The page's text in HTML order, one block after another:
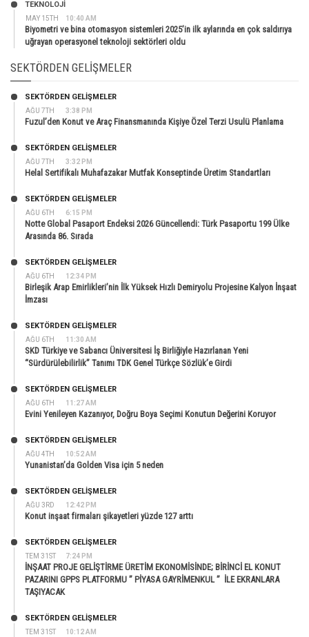
MAY 15TH 10:40 AM
TEKNOLOJİ
Biyometri ve bina otomasyon sistemleri 2025’in ilk aylarında en çok saldırıya
uğrayan operasyonel teknoloji sektörleri oldu
SEKTÖRDEN GELIŞMELER
AĞU 7TH 3:38 PM
SEKTÖRDEN GELIŞMELER
Fuzul’den Konut ve Araç Finansmanında Kişiye Özel Terzi Usulü Planlama
AĞU 7TH 3:32 PM
SEKTÖRDEN GELIŞMELER
Helal Sertifikalı Muhafazakar Mutfak Konseptinde Üretim Standartları
AĞU 6TH 6:15 PM
SEKTÖRDEN GELIŞMELER
Notte Global Pasaport Endeksi 2026 Güncellendi: Türk Pasaportu 199 Ülke
Arasında 86. Sırada
AĞU 6TH 12:34 PM
SEKTÖRDEN GELIŞMELER
Birleşik Arap Emirlikleri’nin İlk Yüksek Hızlı Demiryolu Projesine Kalyon İnşaat
İmzası
AĞU 6TH 11:30 AM
SEKTÖRDEN GELIŞMELER
SKD Türkiye ve Sabancı Üniversitesi İş Birliğiyle Hazırlanan Yeni
“Sürdürülebilirlik” Tanımı TDK Genel Türkçe Sözlük’e Girdi
AĞU 6TH 11:27 AM
SEKTÖRDEN GELIŞMELER
Evini Yenileyen Kazanıyor, Doğru Boya Seçimi Konutun Değerini Koruyor
AĞU 4TH 10:52 AM
SEKTÖRDEN GELIŞMELER
Yunanistan’da Golden Visa için 5 neden
AĞU 3RD 12:42 PM
SEKTÖRDEN GELIŞMELER
Konut inşaat firmaları şikayetleri yüzde 127 arttı
TEM 31ST 7:24 PM
SEKTÖRDEN GELIŞMELER
İNŞAAT PROJE GELİŞTİRME ÜRETİM EKONOMİSİNDE; BİRİNCİ EL KONUT
PAZARINI GPPS PLATFORMU ” PİYASA GAYRİMENKUL ” İLE EKRANLARA
TAŞIYACAK
TEM 31ST 10:12 AM
SEKTÖRDEN GELIŞMELER